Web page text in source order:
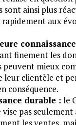
sont ainsi plus
rapidement aux
finement les
peuvent mieux
leur clientèle et
conséquence.
durable : le
vise pas
les ventes,